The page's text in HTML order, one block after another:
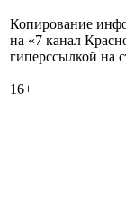
Копирование
на «7 канал
гиперссылкой на
16+